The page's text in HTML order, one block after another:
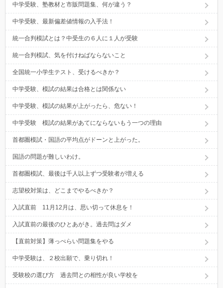
中学受験、塾教材と市販問題集、何が違う？
中学受験、最新偏差値情報の入手法！
統一合判模試とは？中受生の６人に１人が受験
統一合判模試、気を付けねばならないこと
全国統一小学生テスト、受けるべきか？
中学受験、模試の結果は合格とは関係ない
中学受験、模試の結果が上がったら、危ない！
中学受験 模試の結果があてにならないもう一つの理由
首都圏模試・国語の平均点がドーンと上がった。
国語の問題が難しいわけ。
首都圏模試、最後は千人以上ずつ受験者が増える
志望校対策は、どこまでやるべきか？
入試直前 11月12月は、思い切って休息を！
入試直前の最後のひとあがき。過去問はダメ
【直前対策】薄っぺらい問題集をやる
中学受験は、２校出願で、乗り切れ！
受験校の選び方 過去問との相性が良い学校を